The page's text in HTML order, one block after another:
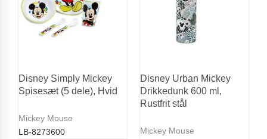
Disney Simply Mickey
Spisesæt (5 dele), Hvid
Mickey Mouse
LB-8273600
Disney Urban Mickey
Drikkedunk 600 ml,
Rustfrit stål
Mickey Mouse